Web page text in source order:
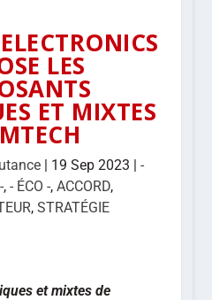
LES
ET MIXTES
| 19 Sep 2023 |-
,- ÉCO -,ACCORD,
, STRATÉGIE
et mixtes de